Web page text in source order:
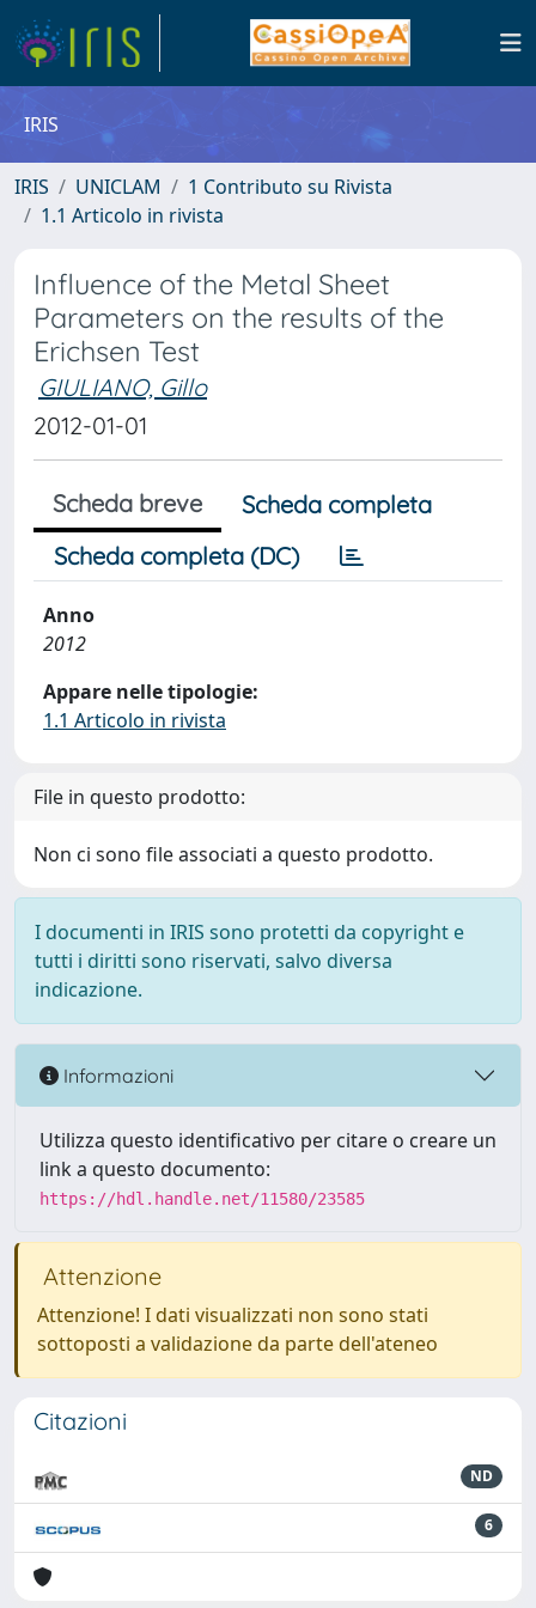
IRIS
IRIS UNICLAM
1 Contributo su Rivista
1.1 Articolo in rivista
Influence of the Metal Sheet
Parameters on the results of the
Erichsen Test
GIULIANO, Gillo
2012-01-01
Scheda breve
Scheda completa
Scheda completa (DC)
Anno
2012
Appare nelle tipologie:
1.1 Articolo in rivista
File in questo prodotto:
Non ci sono file associati a questo prodotto.
I documenti in IRIS sono protetti da copyright e
tutti i diritti sono riservati, salvo diversa
indicazione.
Informazioni
Utilizza questo identificativo per citare o creare un
link a questo documento:
https://hdl.handle.net/11580/23585
Attenzione
Attenzione! I dati visualizzati non sono stati
sottoposti a validazione da parte dell'ateneo
Citazioni
ND
6